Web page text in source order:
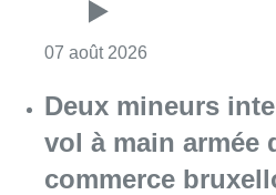
07 août 2026
Deux mineurs
vol à main armée
commerce